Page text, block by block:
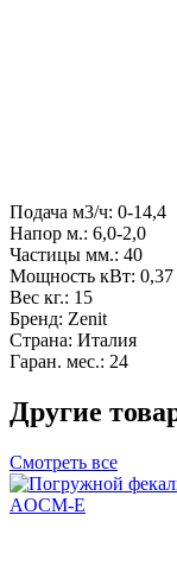
Подача м3/ч: 0-14,4
Напор м.: 6,0-2,0
Частицы мм.: 40
Мощность кВт: 0,37
Вес кг.: 15
Бренд: Zenit
Страна: Италия
Гаран. мес.: 24
Другие
Смотреть все